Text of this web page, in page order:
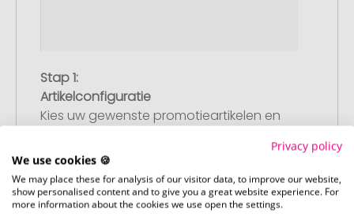
Stap 1:
Artikelconfiguratie
Kies uw gewenste promotieartikelen en
vervolgens de geconfigureerde artikelen
in uw winkelwagen.
Privacy policy
We use cookies 🍪
We may place these for analysis of our visitor data, to improve our website,
show personalised content and to give you a great website experience. For
more information about the cookies we use open the settings.